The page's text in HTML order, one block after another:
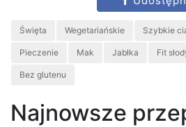
Święta Wegetariańskie Szybkie
Pieczenie Mak Jabłka Fit
Bez glutenu
Najnowsze